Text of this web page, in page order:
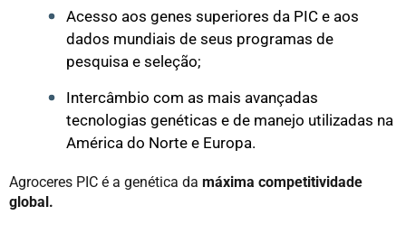
Acesso aos genes superiores da PIC e aos
dados mundiais de seus programas de
pesquisa e seleção;​
Intercâmbio com as mais avançadas
tecnologias genéticas e de manejo utilizadas na
América do Norte e Europa.​
Agroceres PIC é a genética da máxima competitividade
global.